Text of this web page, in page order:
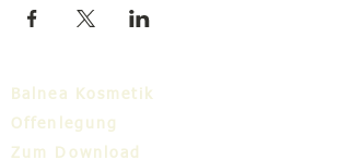
Balnea Kosmetik
Offenlegung
Zum Download